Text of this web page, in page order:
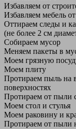
Избавляем от
Избавляем мебель
Оттираем следы и
(не более 2 см
Собираем мусор
Меняем пакеты в
Моем грязную
Моем плиту
Протираем пыль на
поверхностях
Протираем от пыли
Моем стол и стулья
Моем раковину и
Протираем от пыли